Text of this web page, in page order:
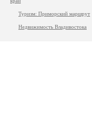
Туризм: Приморский маршрут
Недвижимость Владивостока